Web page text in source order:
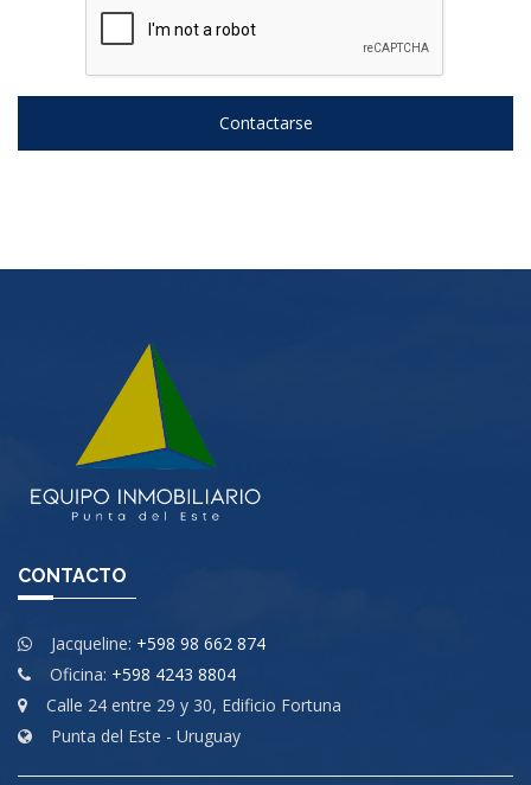
Contactarse
CONTACTO
Jacqueline: +598 98 662 874
Oficina: +598 4243 8804
Calle 24 entre 29 y 30, Edificio Fortuna
Punta del Este - Uruguay